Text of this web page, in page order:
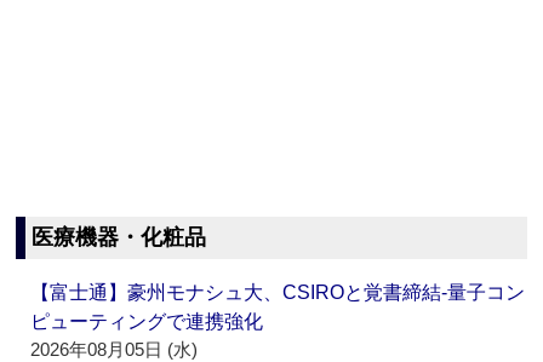
医療機器・化粧品
【富士通】豪州モナシュ大、CSIROと覚書締結‐量子コン
ピューティングで連携強化
2026年08月05日 (水)